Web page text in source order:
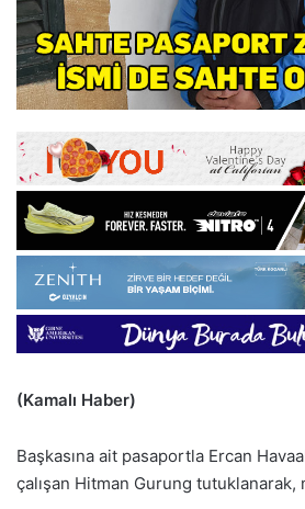
(Kamalı Haber)
Başkasına ait pasaportla Ercan
çalışan Hitman Gurung tutuklanarak,